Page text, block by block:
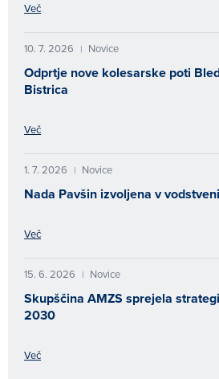
Več
10. 7. 2026 | Novice
Odprtje nove kolesarske poti
Bistrica
Več
1. 7. 2026 | Novice
Nada Pavšin izvoljena v
Več
15. 6. 2026 | Novice
Skupščina AMZS sprejela
2030
Več